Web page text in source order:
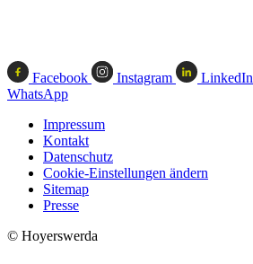
Facebook Instagram LinkedIn
WhatsApp
Impressum
Kontakt
Datenschutz
Cookie-Einstellungen ändern
Sitemap
Presse
© Hoyerswerda